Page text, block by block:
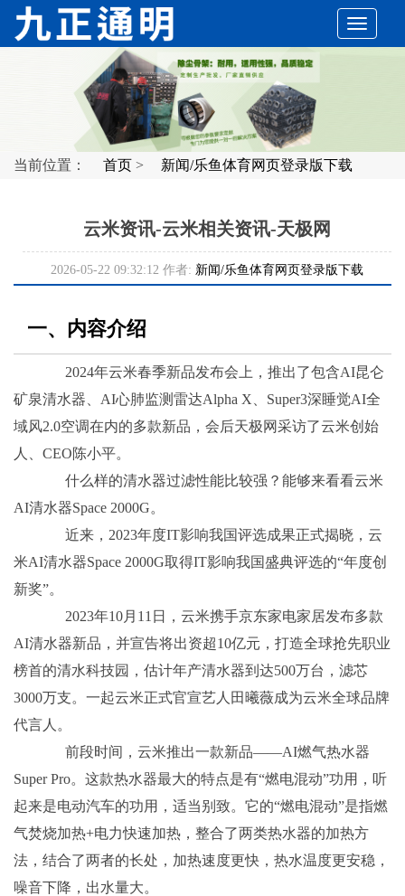
切
导
当前位置： 首页 > 新闻/乐鱼体育网页登录版下载
云米资讯-云米相关资讯-天极网
2026-05-22 09:32:12 作者: 新闻/乐鱼体育网页登录版下载
一、内容介绍
2024年云米春季新品发布会上，推出了包含AI昆仑
矿泉清水器、AI心肺监测雷达Alpha X、Super3深睡觉AI全
域风2.0空调在内的多款新品，会后天极网采访了云米创始
人、CEO陈小平。
什么样的清水器过滤性能比较强？能够来看看云米
AI清水器Space 2000G。
近来，2023年度IT影响我国评选成果正式揭晓，云
米AI清水器Space 2000G取得IT影响我国盛典评选的“年度创
新奖”。
2023年10月11日，云米携手京东家电家居发布多款
AI清水器新品，并宣告将出资超10亿元，打造全球抢先职业
榜首的清水科技园，估计年产清水器到达500万台，滤芯
3000万支。一起云米正式官宣艺人田曦薇成为云米全球品牌
代言人。
前段时间，云米推出一款新品——AI燃气热水器
Super Pro。这款热水器最大的特点是有“燃电混动”功用，听
起来是电动汽车的功用，适当别致。它的“燃电混动”是指燃
气焚烧加热+电力快速加热，整合了两类热水器的加热方
法，结合了两者的长处，加热速度更快，热水温度更安稳，
噪音下降，出水量大。